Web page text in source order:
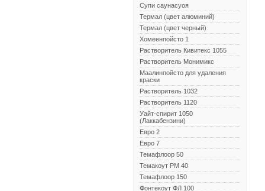
Супи саунасуоя
Термал (цвет алюминий)
Термал (цвет черный)
Хомеенпойсто 1
Растворитель Кивитекс 1055
Растворитель Монимикс
Маалинпойсто для удаления
краски
Растворитель 1032
Растворитель 1120
Уайт-спирит 1050
(Лаккабензини)
Евро 2
Евро 7
Темафлоор 50
Темакоут РМ 40
Темафлоор 150
Фонтекоут ФЛ 100